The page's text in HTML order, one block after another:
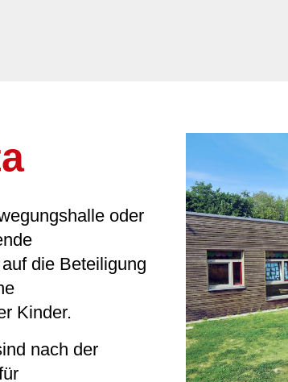
oder
die Beteiligung
Kinder.
nach der